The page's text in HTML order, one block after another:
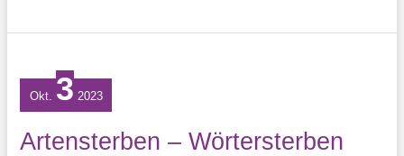
Frühling
Wer
singt
eigentlich?
Okt. 3 2023
Artensterben – Wörtersterben